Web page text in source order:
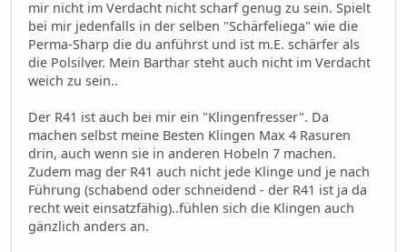
mir nicht im Verdacht nicht scharf genug zu sein. Spielt
bei mir jedenfalls in der selben "Schärfeliega" wie die
Perma-Sharp die du anführst und ist m.E. schärfer als
die Polsilver. Mein Barthar steht auch nicht im Verdacht
weich zu sein..
Der R41 ist auch bei mir ein "Klingenfresser". Da
machen selbst meine Besten Klingen Max 4 Rasuren
drin, auch wenn sie in anderen Hobeln 7 machen.
Zudem mag der R41 auch nicht jede Klinge und je nach
Führung (schabend oder schneidend - der R41 ist ja da
recht weit einsatzfähig)..fühlen sich die Klingen auch
gänzlich anders an.